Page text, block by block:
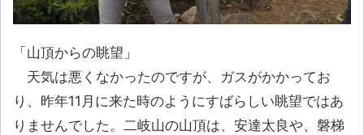
「山頂からの眺望」
天気は悪くなかったのですが、ガスがかかってお
り、昨年11月に来た時のようにすばらしい眺望ではあ
りませんでした。二岐山の山頂は、安達太良や、磐梯